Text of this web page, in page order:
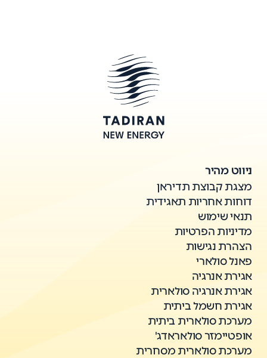
ניווט מהיר
מצגת קבוצת תדיראן
דוחות אחריות תאגידית
תנאי שימוש
מדיניות הפרטיות
הצהרת נגישות
פאנל סולארי
אגירת אנרגיה
אגירת אנרגיה סולארית
אגירת חשמל ביתית
מערכת סולארית ביתית
אופטיימזר סולאראדג'
מערכת סולארית מסחרית